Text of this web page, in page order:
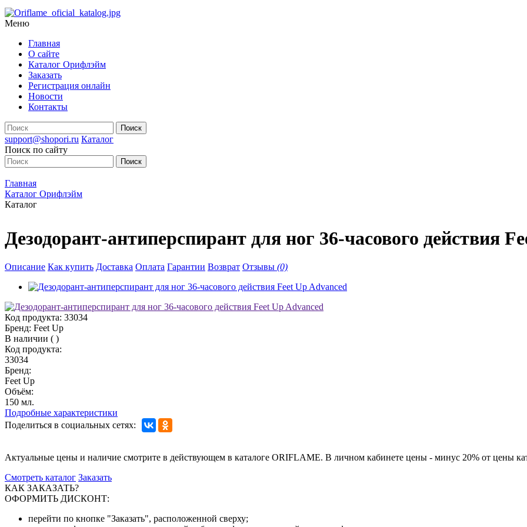
Меню
Главная
О сайте
Каталог Орифлэйм
Заказать
Регистрация онлайн
Новости
Контакты
support@shopori.ru Каталог
Поиск по сайту
Главная
Каталог Орифлэйм
Каталог
Дезодорант-антиперспирант для ног 36-часового действия
Описание Как купить Доставка Оплата Гарантии Возврат Отзывы (0)
Код продукта: 33034
Бренд: Feet Up
В наличии ( )
Код продукта:
33034
Бренд:
Feet Up
Объём:
150 мл.
Подробные характеристики
Поделиться в социальных сетях:
Актуальные цены и наличие смотрите в действующем в каталоге ORIFLAME. В личном кабинете цены - минус 20% от цены
Смотреть каталог Заказать
КАК ЗАКАЗАТЬ?
ОФОРМИТЬ ДИСКОНТ:
перейти по кнопке "Заказать", расположенной сверху;